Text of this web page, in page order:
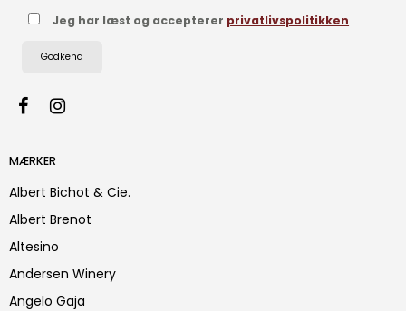
Jeg har læst og accepterer privatlivspolitikken
Godkend
MÆRKER
Albert Bichot & Cie.
Albert Brenot
Altesino
Andersen Winery
Angelo Gaja